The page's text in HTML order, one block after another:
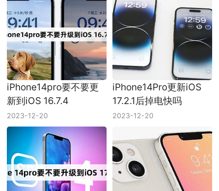
iPhone14pro要不要更
新到iOS 16.7.4
2023-12-20
iPhone14Pro更新iOS
17.2.1后掉电快吗
2023-12-20